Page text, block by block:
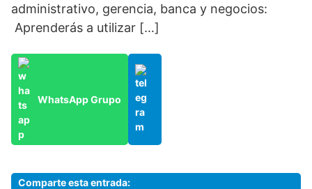
administrativo, gerencia, banca y negocios:
Aprenderás a utilizar […]
WhatsApp Grupo
Comparte esta entrada: